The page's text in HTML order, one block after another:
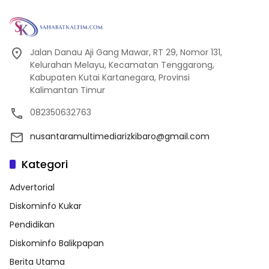
Jalan Danau Aji Gang Mawar, RT 29, Nomor 131,
Kelurahan Melayu, Kecamatan Tenggarong,
Kabupaten Kutai Kartanegara, Provinsi
Kalimantan Timur
082350632763
nusantaramultimediarizkibaro@gmail.com
Kategori
Advertorial
Diskominfo Kukar
Pendidikan
Diskominfo Balikpapan
Berita Utama